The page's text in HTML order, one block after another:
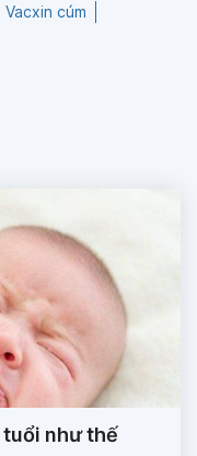
Vacxin cúm
như thế